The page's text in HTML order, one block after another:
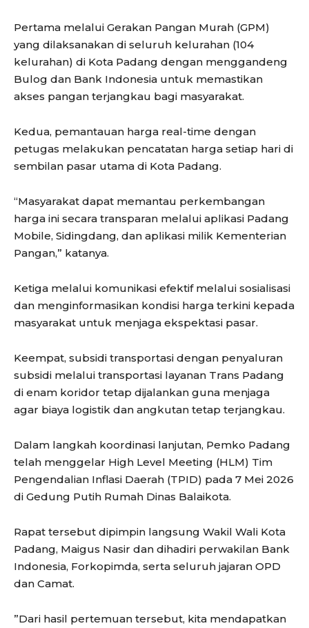
Pertama melalui ​Gerakan Pangan Murah (GPM)
yang dilaksanakan di seluruh kelurahan (104
kelurahan) di Kota Padang dengan menggandeng
Bulog dan Bank Indonesia untuk memastikan
akses pangan terjangkau bagi masyarakat.
Kedua, ​pemantauan harga real-time dengan
petugas melakukan pencatatan harga setiap hari di
sembilan pasar utama di Kota Padang.
“Masyarakat dapat memantau perkembangan
harga ini secara transparan melalui aplikasi Padang
Mobile, Sidingdang, dan aplikasi milik Kementerian
Pangan,” katanya.
Ketiga melalui ​komunikasi efektif melalui sosialisasi
dan menginformasikan kondisi harga terkini kepada
masyarakat untuk menjaga ekspektasi pasar.
Keempat, subsidi transportasi dengan penyaluran
subsidi melalui transportasi layanan Trans Padang
di enam koridor tetap dijalankan guna menjaga
agar biaya logistik dan angkutan tetap terjangkau.
​Dalam langkah koordinasi lanjutan, Pemko Padang
telah menggelar High Level Meeting (HLM) Tim
Pengendalian Inflasi Daerah (TPID) pada 7 Mei 2026
di Gedung Putih Rumah Dinas Balaikota.
Rapat tersebut dipimpin langsung Wakil Wali Kota
Padang, Maigus Nasir dan dihadiri perwakilan Bank
Indonesia, Forkopimda, serta seluruh jajaran OPD
dan Camat.
​”Dari hasil pertemuan tersebut, kita mendapatkan